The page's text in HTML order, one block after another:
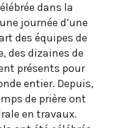
dans la
journée d’une
des équipes de
des dizaines de
présents pour
entier. Depuis,
de prière ont
en travaux.